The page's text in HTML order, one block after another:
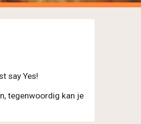
say Yes!
tegenwoordig kan je